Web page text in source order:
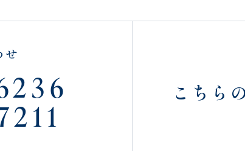
せ
こちら